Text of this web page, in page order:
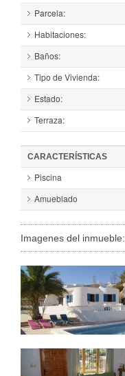
Parcela:
Habitaciones:
Baños:
Tipo de Vivienda:
Estado:
Terraza:
CARACTERÍSTICAS
Piscina
Amueblado
Imagenes del inmueble: